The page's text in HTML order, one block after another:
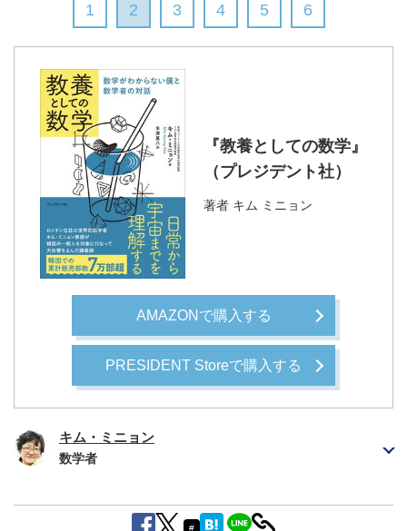
1 2 3 4 5 6
『教養としての数学』
（プレジデント社）
著者 キム ミニョン
AMAZONで購入する
PRESIDENT Storeで購入する
キム・ミニョン
数学者
#